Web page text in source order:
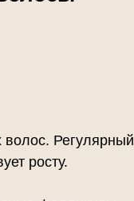
Регулярный
росту.